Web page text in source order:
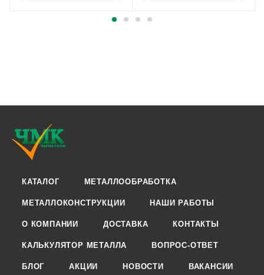
КАТАЛОГ МЕТАЛЛООБРАБОТКА
МЕТАЛЛОКОНСТРУКЦИИ НАШИ РАБОТЫ
О КОМПАНИИ ДОСТАВКА КОНТАКТЫ
КАЛЬКУЛЯТОР МЕТАЛЛА ВОПРОС-ОТВЕТ
БЛОГ АКЦИИ НОВОСТИ ВАКАНСИИ